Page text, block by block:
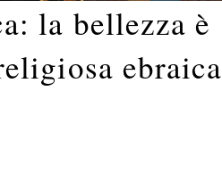
la bellezza è
ebraica